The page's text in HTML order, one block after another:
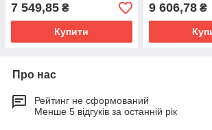
145x145мм/138x138мм,
HL3100T
7 549,85 ₴
Купити
9 606,78₴
Про нас
Рейтинг не сформований
Менше 5 відгуків за останній рік